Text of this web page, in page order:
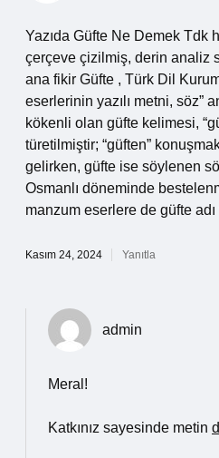
Yazıda Güfte Ne Demek Tdk
çerçeve çizilmiş, derin analiz
ana fikir Güfte , Türk Dil
eserlerinin yazılı metni, söz”
kökenli olan güfte kelimesi,
türetilmiştir; “güften”
gelirken, güfte ise söylenen
Osmanlı döneminde
manzum eserlere de güfte
Kasım 24, 2024 Yanıtla
admin
Meral!
Katkınız sayesinde metin